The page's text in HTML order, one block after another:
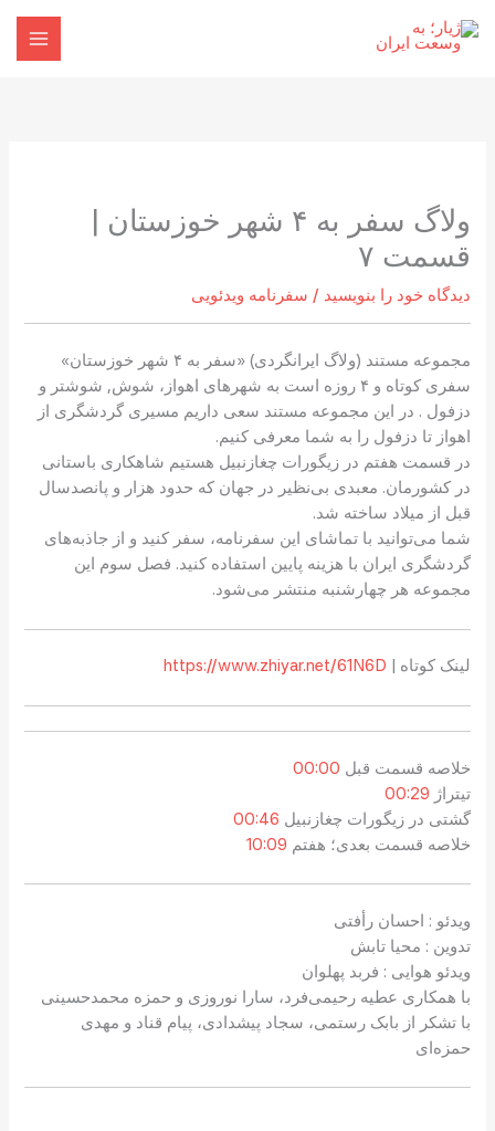
ولاگ سفر به ۴ شهر خوزستان |
قسمت ۷
دیدگاه‌ خود را بنویسید / سفرنامه ویدئویی
مجموعه مستند (ولاگ ایرانگردی) «سفر به ۴ شهر خوزستان»
سفری کوتاه و ۴ روزه است به شهرهای اهواز، شوش, شوشتر و
دزفول . در این مجموعه مستند سعی داریم مسیری گردشگری از
اهواز تا دزفول را به شما معرفی کنیم.
در قسمت هفتم در زیگورات چغازنبیل هستیم شاهکاری باستانی
در کشورمان. معبدی بی‌نظیر در جهان که حدود هزار و پانصدسال
قبل از میلاد ساخته شد.
شما می‌توانید با تماشای این سفرنامه، سفر کنید و از جاذبه‌های
گردشگری ایران با هزینه پایین استفاده کنید. فصل سوم این
مجموعه هر چهارشنبه منتشر می‌شود.
لینک کوتاه | https://www.zhiyar.net/61N6D
خلاصه قسمت قبل 00:00
تیتراژ 00:29
گشتی در زیگورات چغازنبیل 00:46
خلاصه قسمت بعدی؛ هفتم 10:09
ویدئو : احسان رأفتی
تدوین : محیا تابش
ویدئو هوایی : فربد پهلوان
با همکاری عطیه رحیمی‌فرد، سارا نوروزی و حمزه محمدحسینی
با تشکر از بابک رستمی، سجاد پیشدادی، پیام قناد و مهدی
حمزه‌ای